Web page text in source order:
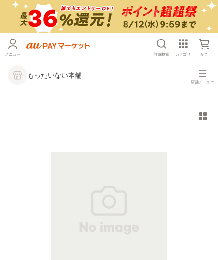
メニュー 詳細検索 カテゴリ かご
もったいない本舗
店舗メニュー